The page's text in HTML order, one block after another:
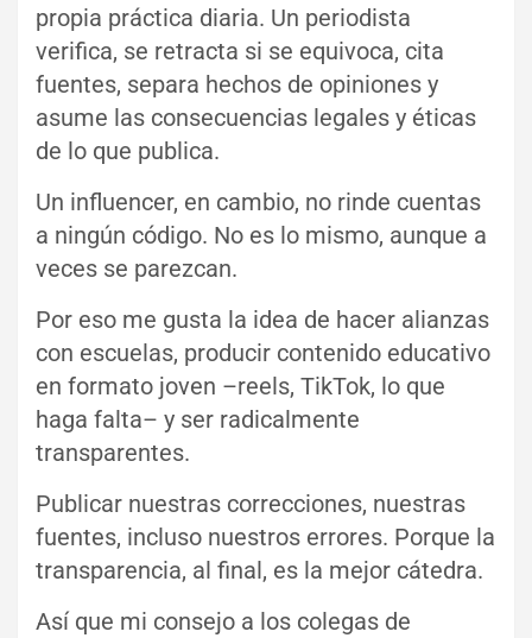
propia práctica diaria. Un periodista
verifica, se retracta si se equivoca, cita
fuentes, separa hechos de opiniones y
asume las consecuencias legales y éticas
de lo que publica.
Un influencer, en cambio, no rinde cuentas
a ningún código. No es lo mismo, aunque a
veces se parezcan.
Por eso me gusta la idea de hacer alianzas
con escuelas, producir contenido educativo
en formato joven –reels, TikTok, lo que
haga falta– y ser radicalmente
transparentes.
Publicar nuestras correcciones, nuestras
fuentes, incluso nuestros errores. Porque la
transparencia, al final, es la mejor cátedra.
Así que mi consejo a los colegas de